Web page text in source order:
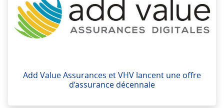
Add Value Assurances et VHV lancent une offre
d’assurance décennale